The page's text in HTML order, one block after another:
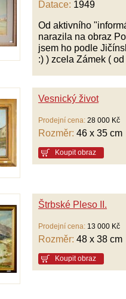
Datace: 1949
Od aktivního
narazila na obraz
jsem ho podle
:) ) zcela Zámek (
Vesnický život
Prodejní cena: 28 000 Kč
Rozměr: 46 x 35 cm
Koupit obraz
Štrbské Pleso II.
Prodejní cena: 13 000 Kč
Rozměr: 48 x 38 cm
Koupit obraz